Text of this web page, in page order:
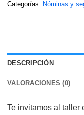
Categorías: Nóminas y
DESCRIPCIÓN
VALORACIONES (0)
Te invitamos al taller